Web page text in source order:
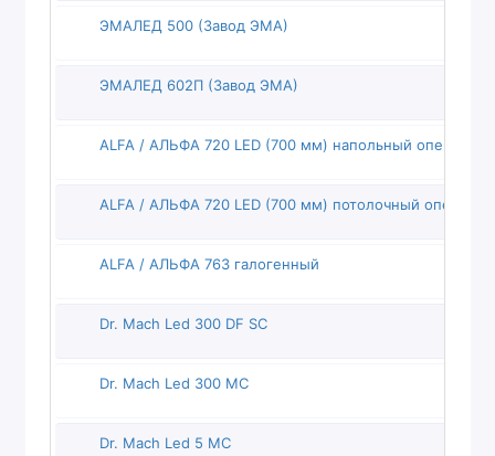
ЭМАЛЕД 500 (Завод ЭМА)
ЭМАЛЕД 602П (Завод ЭМА)
ALFA / АЛЬФА 720 LED (700 мм) напольный
ALFA / АЛЬФА 720 LED (700 мм) потолочный
ALFA / АЛЬФА 763 галогенный
Dr. Mach Led 300 DF SC
Dr. Mach Led 300 MC
Dr. Mach Led 5 MC